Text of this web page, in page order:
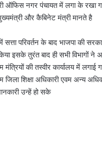
ऑफिस नगर पंचायत में लगा के रखा
और कैबिनेट मंत्री मानते है
सत्ता परिवर्तन के बाद भाजपा की
इसके तुरंत बाद ही सभी विभागों ने
मंत्रियों की तस्वीर कार्यालय में
शिक्षा अधिकारी एवम अन्य
उन्हें हो सके